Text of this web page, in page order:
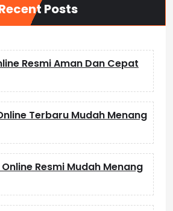
Posts
Resmi Aman Dan Cepat
Terbaru Mudah Menang
Resmi Mudah Menang